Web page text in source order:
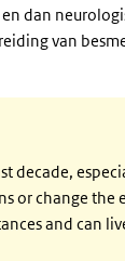
dan
van
decade,
or change
and can